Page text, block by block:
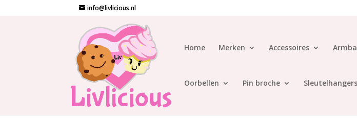
info@livlicious.nl
Home Merken Accessoires
Oorbellen Pin broche Sleutelhangers